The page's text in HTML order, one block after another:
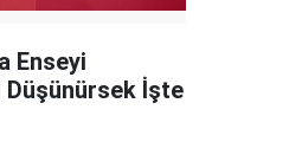
Enseyi
Düşünürsek İşte